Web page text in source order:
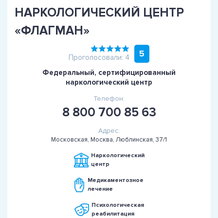
НАРКОЛОГИЧЕСКИЙ ЦЕНТР
«ФЛАГМАН»
Проголосовали: 4 5
Федеральный, сертифицированный
наркологический центр
Телефон:
8 800 700 85 63
Адрес:
Московская, Москва, Люблинская, 37/1
Наркологический
центр
Медикаментозное
лечение
Психологическая
реабилитация